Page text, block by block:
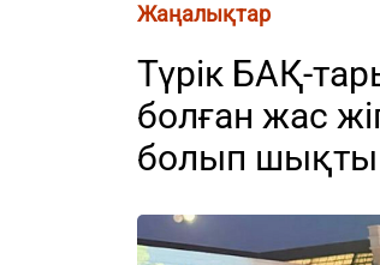
Жаңалықтар
Түрік БАҚ-
болған жас
болып шықты